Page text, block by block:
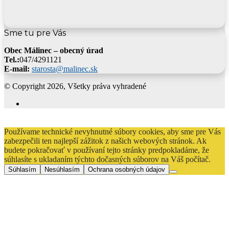
Sme tu pre Vás
Obec Málinec – obecný úrad
Tel.:047/4291121
E-mail: starosta@malinec.sk
© Copyright 2026, Všetky práva vyhradené
to
top
button
Používame technické nevyhnutné súbory cookies, aby sme pre Vás
zabezpečili ten najlepší zážitok z našich webových stránok. Ak
budete pokračovať v používaní tejto stránky predpokladáme, že
súhlasíte s ukladaním týchto dočasných súborov na Váš počítač.
Súhlasím Nesúhlasím Ochrana osobných údajov